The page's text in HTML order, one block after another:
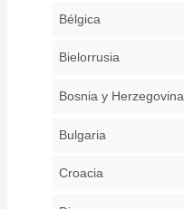
Bélgica
Bielorrusia
Bosnia y Herzegovina
Bulgaria
Croacia